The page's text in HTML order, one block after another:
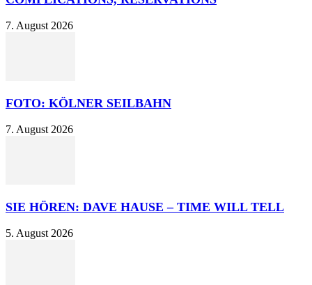
7. August 2026
FOTO: KÖLNER SEILBAHN
7. August 2026
SIE HÖREN: DAVE HAUSE – TIME WILL TELL
5. August 2026